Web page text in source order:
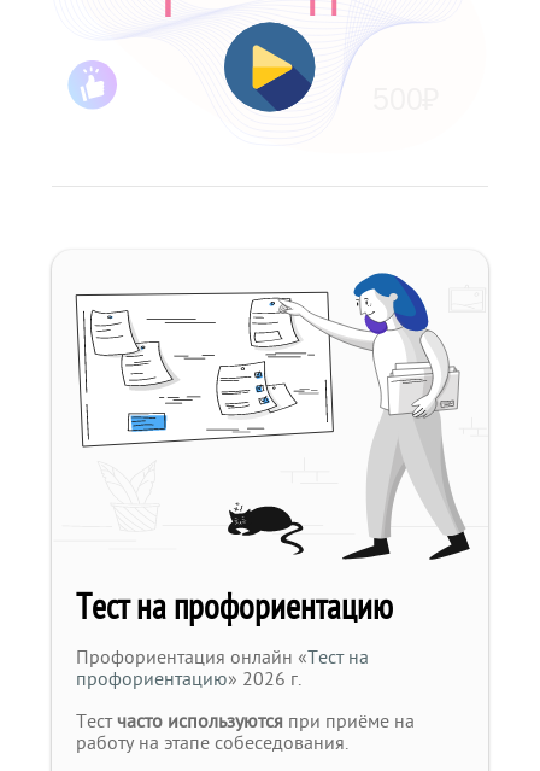
Тест на профориентацию
Профориентация онлайн «Тест на
профориентацию» 2026 г.
Тестчасто используются при приёме на
работу на этапе собеседования.